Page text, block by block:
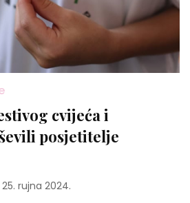
cvijeća i
posjetitelje
25. rujna 2024.